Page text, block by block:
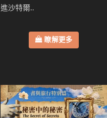
進沙特爾..
瞭解更多